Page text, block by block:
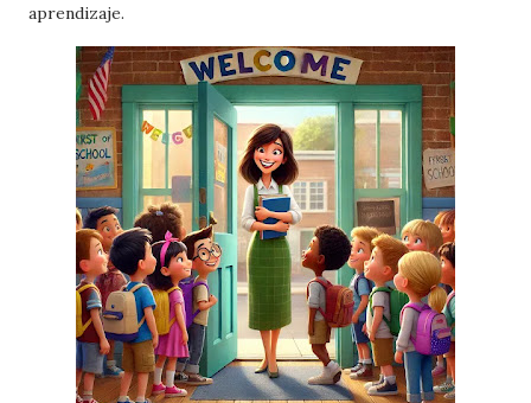
aprendizaje.